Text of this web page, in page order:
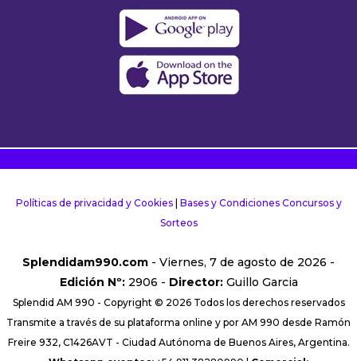
Políticas de privacidad y Cookies| Bases y Condiciones Concursos y
Sorteos
Splendidam990.com - Viernes, 7 de agosto de 2026 -
Edición Nº:2906 - Director:Guillo Garcia
Splendid AM 990 - Copyright © 2026 Todos los derechos reservados
Transmite a través de su plataforma online y por AM 990 desde Ramón
Freire 932, C1426AVT - Ciudad Autónoma de Buenos Aires, Argentina.